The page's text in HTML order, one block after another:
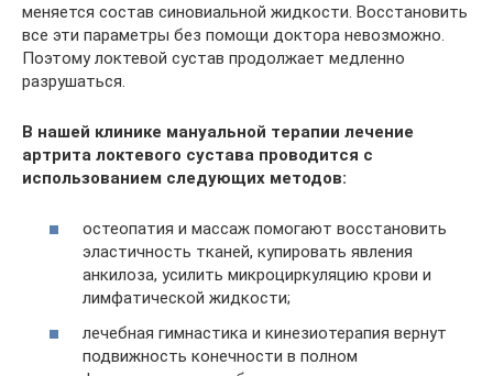
меняется состав синовиальной жидкости. Восстановить
все эти параметры без помощи доктора невозможно.
Поэтому локтевой сустав продолжает медленно
разрушаться.
В нашей клинике мануальной терапии лечение
артрита локтевого сустава проводится с
использованием следующих методов:
остеопатия и массаж помогают восстановить
эластичность тканей, купировать явления
анкилоза, усилить микроциркуляцию крови и
лимфатической жидкости;
лечебная гимнастика и кинезиотерапия вернут
подвижность конечности в полном